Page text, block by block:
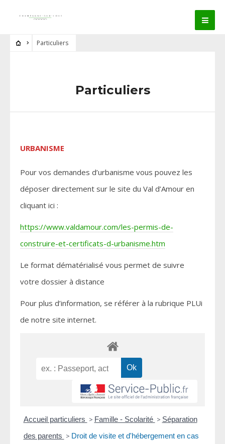
Particuliers
Particuliers
URBANISME
Pour vos demandes d’urbanisme vous pouvez les
déposer directement sur le site du Val d’Amour en
cliquant ici :
https://www.valdamour.com/les-permis-de-
construire-et-certificats-d-urbanisme.htm
Le format dématérialisé vous permet de suivre
votre dossier à distance
Pour plus d’information, se référer à la rubrique PLUi
de notre site internet.
Accueil particuliers > Famille - Scolarité > Séparation
des parents > Droit de visite et d'hébergement en cas